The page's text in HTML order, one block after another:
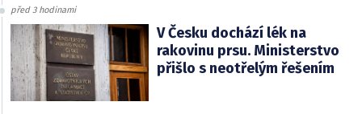
před 3 hodinami
V Česku dochází lék na
rakovinu prsu. Ministerstvo
přišlo s neotřelým řešením